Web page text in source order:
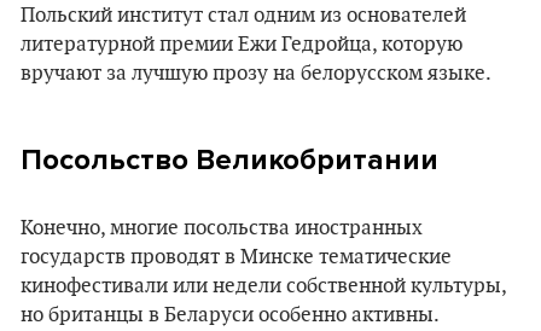
Польский институт стал одним из основателей
литературной премии Ежи Гедройца, которую
вручают за лучшую прозу на белорусском языке.
Посольство Великобритании
Конечно, многие посольства иностранных
государств проводят в Минске тематические
кинофестивали или недели собственной культуры,
но британцы в Беларуси особенно активны.